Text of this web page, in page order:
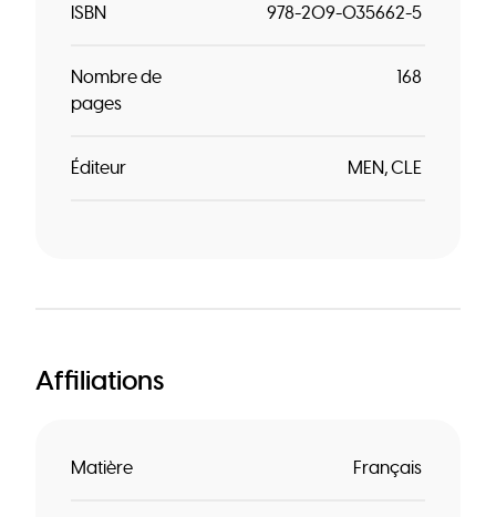
ISBN 978-209-035662-5
Nombre de
pages
168
Éditeur MEN CLE
Affiliations
Matière Français